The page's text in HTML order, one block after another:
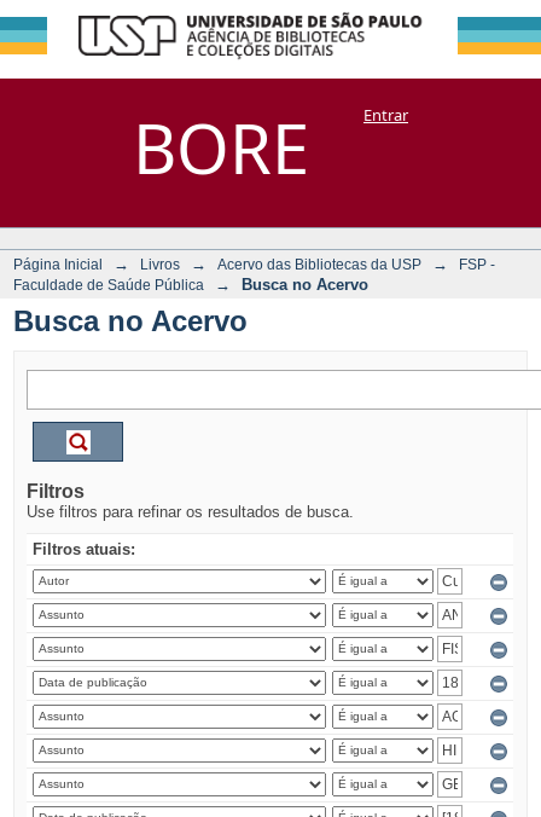
BORE
Busca no Acervo
DSpace/Manakin + CoriscoEntrar
Página Inicial → Livros → Acervo das Bibliotecas da USP →
FSP -
Faculdade de Saúde Pública
→ Busca no Acervo
Busca no Acervo
Filtros
Use filtros para refinar os resultados de busca.
Filtros atuais: